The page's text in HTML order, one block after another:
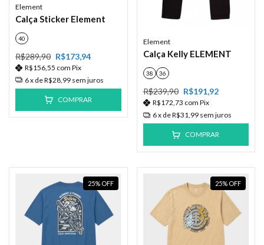
Element
Calça Sticker Element
40
R$289,90 R$173,94
R$156,55 com Pix
6x deR$28,99 sem juros
COMPRAR
Element
Calça Kelly ELEMENT
38 36
R$239,90 R$191,92
R$172,73 com Pix
6x deR$31,99 sem juros
COMPRAR
25% OFF 25% OFF